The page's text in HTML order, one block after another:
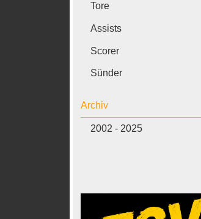
Tore
Assists
Scorer
Sünder
Archiv
2002 - 2025